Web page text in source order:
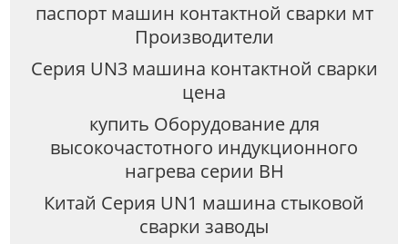
паспорт машин контактной сварки мт
Производители
Серия UN3 машина контактной сварки
цена
купить Оборудование для
высокочастотного индукционного
нагрева серии BH
Китай Серия UN1 машина стыковой
сварки заводы